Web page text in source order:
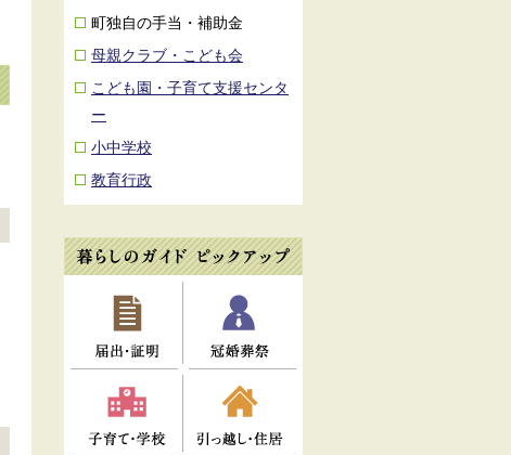
町独自の手当・補助金
母親クラブ・こども会
こども園・子育て支援センタ
ー
小中学校
教育行政